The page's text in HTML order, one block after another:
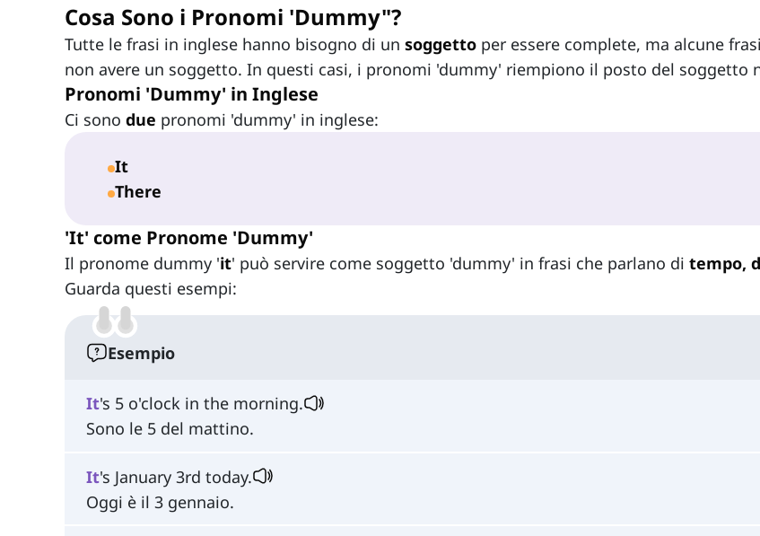
Cosa Sono i Pronomi 'Dummy"?
Tutte le frasi in inglese hanno bisogno di un soggetto per essere complete, ma alcune
non avere un soggetto. In questi casi, i pronomi 'dummy' riempiono il posto del soggetto
Pronomi 'Dummy' in Inglese
Ci sono due pronomi 'dummy' in inglese:
It
There
'It' come Pronome 'Dummy'
Il pronome dummy 'it' può servire come soggetto 'dummy' in frasi che parlano di tempo,
Guarda questi esempi:
Esempio
It's 5 o'clock in the morning.
Sono le 5 del mattino.
It's January 3rd today.
Oggi è il 3 gennaio.